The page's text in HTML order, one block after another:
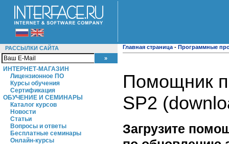
РАССЫЛКИ САЙТА
ИНТЕРНЕТ-МАГАЗИН
Лицензионное ПО
Курсы обучения
Сертификация
ОБУЧЕНИЕ И СЕМИНАРЫ
Каталог курсов
Новости
Статьи
Вопросы и ответы
Бесплатные семинары
Онлайн-курсы
Главная страница - Программные
Помощник
SP2
Загрузите